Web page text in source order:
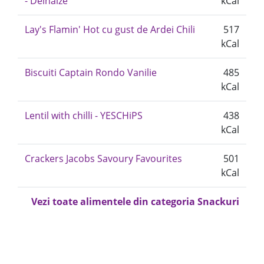
Lay's Flamin' Hot cu gust de Ardei Chili
517
kCal
Biscuiti Captain Rondo Vanilie
485
kCal
Lentil with chilli - YESCHiPS
438
kCal
Crackers Jacobs Savoury Favourites
501
kCal
Vezi toate alimentele din categoria Snackuri